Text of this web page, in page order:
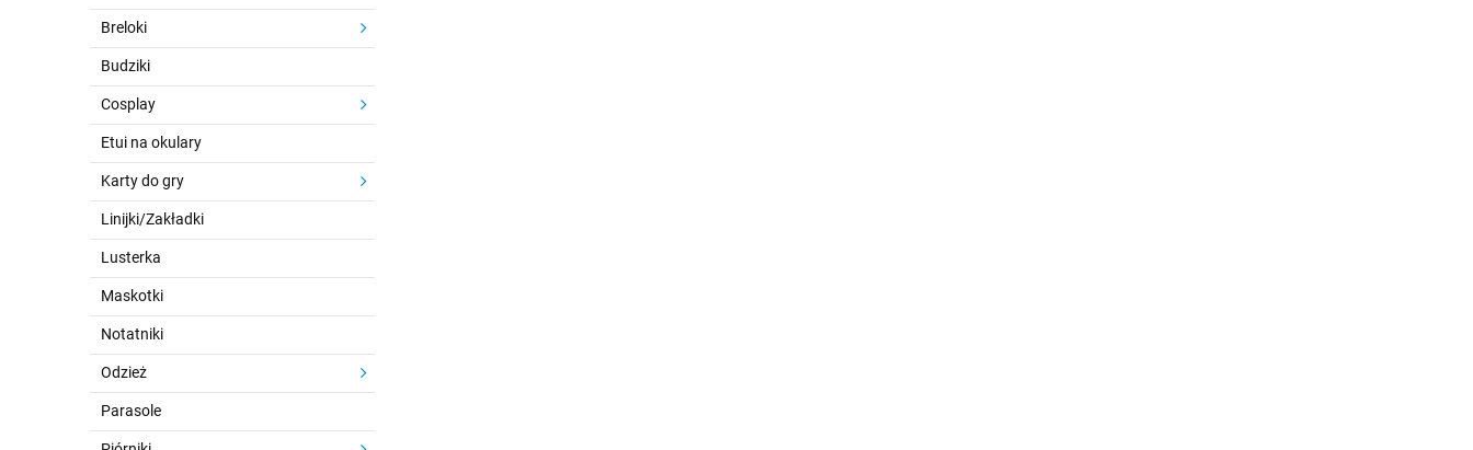
Breloki
Budziki
Cosplay
Etui na okulary
Karty do gry
Linijki/Zakładki
Lusterka
Maskotki
Notatniki
Odzież
Parasole